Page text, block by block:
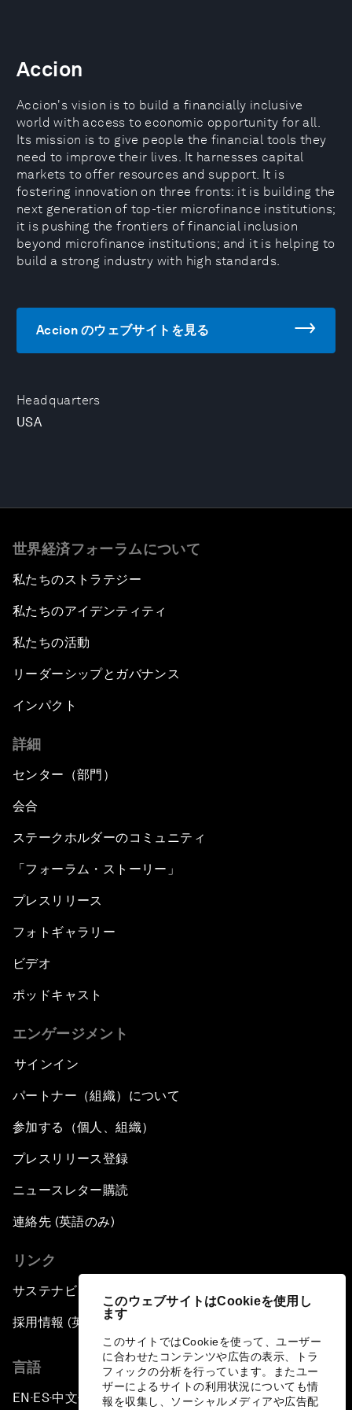
このウェブサイトはCookieを使用し
ます
このサイトではCookieを使って、ユーザー
に合わせたコンテンツや広告の表示、トラ
フィックの分析を行っています。またユー
ザーによるサイトの利用状況についても情
報を収集し、ソーシャルメディアや広告配
Headquarters
USA
Accion
Accion's vision is to build a financially inclusive
world with access to economic opportunity for all.
Its mission is to give people the financial tools they
need to improve their lives. It harnesses capital
markets to offer resources and support. It is
fostering innovation on three fronts: it is building the
next generation of top-tier microfinance institutions;
it is pushing the frontiers of financial inclusion
beyond microfinance institutions; and it is helping to
build a strong industry with high standards.
Accion のウェブサイトを見る
世界経済フォーラムについて
私たちのストラテジー
私たちのアイデンティティ
私たちの活動
リーダーシップとガバナンス
インパクト
詳細
センター（部門）
会合
ステークホルダーのコミュニティ
「フォーラム・ストーリー」
プレスリリース
フォトギャラリー
ビデオ
ポッドキャスト
エンゲージメント
サインイン
パートナー（組織）について
参加する（個人、組織）
プレスリリース登録
ニュースレター購読
連絡先 (英語のみ)
リンク
サステナビリティへの取り組み
採用情報 (英語のみ)
言語
EN ▪ES▪中文▪ 日本語